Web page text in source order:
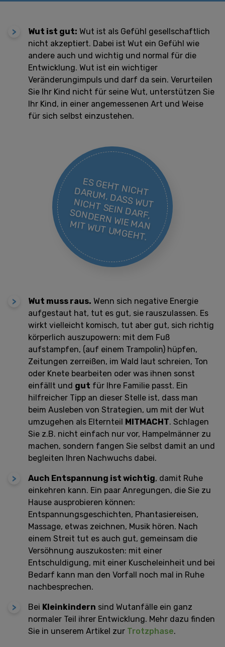
Wut ist gut: Wut ist als Gefühl gesellschaftlich
nicht akzeptiert. Dabei ist Wut ein Gefühl wie
andere auch und wichtig und normal für die
Entwicklung. Wut ist ein wichtiger
Veränderungimpuls und darf da sein. Verurteilen
Sie Ihr Kind nicht für seine Wut, unterstützen Sie
Ihr Kind, in einer angemessenen Art und Weise
für sich selbst einzustehen.
ES G
EH
T
N
IC
H
T D
A
R
U
M
, D
A
SS W
U
T
N
IC
H
T
SEIN
D
A
R
F,
SO
N
D
ER
N
W
IE M
A
N
M
IT
W
U
T
U
M
G
EH
T.
Wut muss raus. Wenn sich negative Energie
aufgestaut hat, tut es gut, sie rauszulassen. Es
wirkt vielleicht komisch, tut aber gut, sich richtig
körperlich auszupowern: mit dem Fuß
aufstampfen, (auf einem Trampolin) hüpfen,
Zeitungen zerreißen, im Wald laut schreien, Ton
oder Knete bearbeiten oder was ihnen sonst
einfällt und gut für Ihre Familie passt. Ein
hilfreicher Tipp an dieser Stelle ist, dass man
beim Ausleben von Strategien, um mit der Wut
umzugehen als Elternteil MITMACHT. Schlagen
Sie z.B. nicht einfach nur vor, Hampelmänner zu
machen, sondern fangen Sie selbst damit an und
begleiten Ihren Nachwuchs dabei.
Auch Entspannung ist wichtig, damit Ruhe
einkehren kann. Ein paar Anregungen, die Sie zu
Hause ausprobieren können:
Entspannungsgeschichten, Phantasiereisen,
Massage, etwas zeichnen, Musik hören. Nach
einem Streit tut es auch gut, gemeinsam die
Versöhnung auszukosten: mit einer
Entschuldigung, mit einer Kuscheleinheit und bei
Bedarf kann man den Vorfall noch mal in Ruhe
nachbesprechen.
Bei Kleinkindern sind Wutanfälle ein ganz
normaler Teil ihrer Entwicklung. Mehr dazu finden
Sie in unserem Artikel zur Trotzphase.